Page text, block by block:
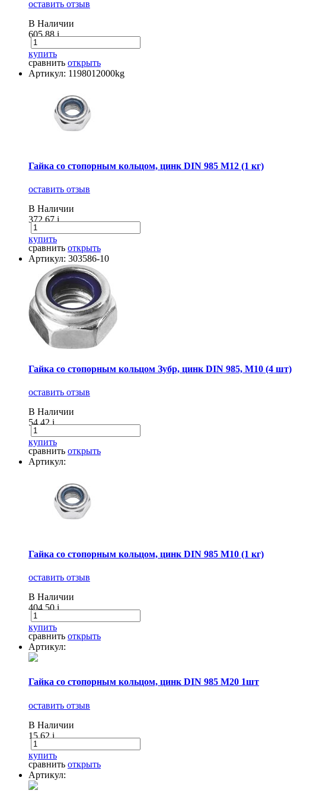
оставить отзыв
В Наличии
605.88i
купить
сравнить открыть
Артикул: 1198012000kg
Гайка со стопорным кольцом, цинк DIN 985 М12 (1 кг)
оставить отзыв
В Наличии
372.67i
купить
сравнить открыть
Артикул: 303586-10
Гайка со стопорным кольцом Зубр, цинк DIN 985, М10 (4 шт)
оставить отзыв
В Наличии
54.42i
купить
сравнить открыть
Артикул:
Гайка со стопорным кольцом, цинк DIN 985 М10 (1 кг)
оставить отзыв
В Наличии
404.50i
купить
сравнить открыть
Артикул:
Гайка со стопорным кольцом, цинк DIN 985 М20 1шт
оставить отзыв
В Наличии
15.62i
купить
сравнить открыть
Артикул: